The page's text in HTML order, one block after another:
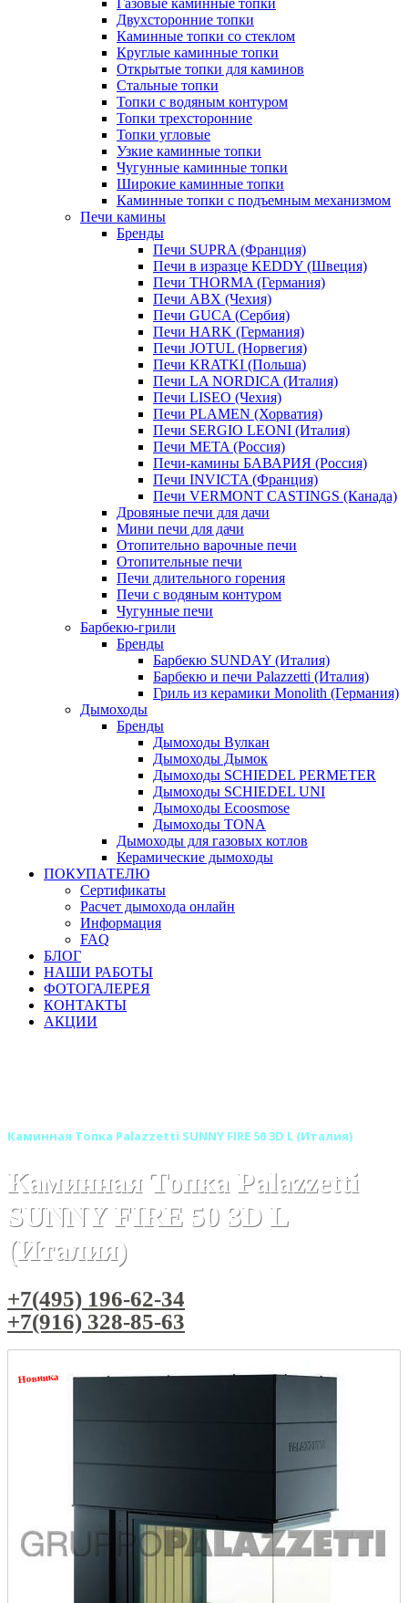
Газовые каминные топки
Двухсторонние топки
Каминные топки со стеклом
Круглые каминные топки
Открытые топки для каминов
Стальные топки
Топки с водяным контуром
Топки трехсторонние
Топки угловые
Узкие каминные топки
Чугунные каминные топки
Широкие каминные топки
Каминные топки с подъемным механизмом
Печи камины
Бренды
Печи SUPRA (Франция)
Печи в изразце KEDDY (Швеция)
Печи THORMA (Германия)
Печи ABX (Чехия)
Печи GUCA (Сербия)
Печи HARK (Германия)
Печи JOTUL (Норвегия)
Печи KRATKI (Польша)
Печи LA NORDICA (Италия)
Печи LISEO (Чехия)
Печи PLAMEN (Хорватия)
Печи SERGIO LEONI (Италия)
Печи META (Россия)
Печи-камины БАВАРИЯ (Россия)
Печи INVICTA (Франция)
Печи VERMONT CASTINGS (Канада)
Дровяные печи для дачи
Мини печи для дачи
Отопительно варочные печи
Отопительные печи
Печи длительного горения
Печи с водяным контуром
Чугунные печи
Барбекю-грили
Бренды
Барбекю SUNDAY (Италия)
Барбекю и печи Palazzetti (Италия)
Гриль из керамики Monolith (Германия)
Дымоходы
Бренды
Дымоходы Вулкан
Дымоходы Дымок
Дымоходы SCHIEDEL PERMETER
Дымоходы SCHIEDEL UNI
Дымоходы Ecoosmose
Дымоходы TONA
Дымоходы для газовых котлов
Керамические дымоходы
ПОКУПАТЕЛЮ
Сертификаты
Расчет дымохода онлайн
Информация
FAQ
БЛОГ
НАШИ РАБОТЫ
ФОТОГАЛЕРЕЯ
КОНТАКТЫ
АКЦИИ
Каминная Топка Palazzetti SUNNY FIRE 50 3D L (Италия)
Каминная Топка Palazzetti
SUNNY FIRE 50 3D L
(Италия)
+7(495) 196-62-34
+7(916) 328-85-63
Новинка